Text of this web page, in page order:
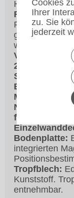
Cookies
Ihrer
zu. Sie
jederzeit
Heizen).
Filterpfanne:
Filterkorb,
gleichmäßigen
20 Liter
Schauglas,
Mischplatte,
No-Drip Hahn
förmigen
Bodenplatte:
integrierten
Tropfblech:
Kunststoff.
entnehmbar.